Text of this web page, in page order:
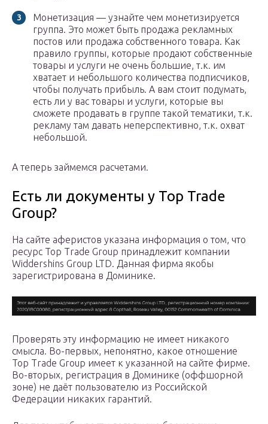
Монетизация — узнайте чем монетизируется
группа. Это может быть продажа рекламных
постов или продажа собственного товара. Как
правило группы, которые продают собственные
товары и услуги не очень большие, т.к. им
хватает и небольшого количества подписчиков,
чтобы получать прибыль. А вам стоит подумать,
есть ли у вас товары и услуги, которые вы
сможете продавать в группе такой тематики, т.к.
рекламу там давать неперспективно, т.к. охват
небольшой.
А теперь займемся расчетами.
Есть ли документы у Top Trade
Group?
На сайте аферистов указана информация о том, что
ресурс Top Trade Group принадлежит компании
Widdershins Group LTD. Данная фирма якобы
зарегистрирована в Доминике.
Проверять эту информацию не имеет никакого
смысла. Во-первых, непонятно, какое отношение
Top Trade Group имеет к указанной на сайте фирме.
Во-вторых, регистрация в Доминике (оффшорной
зоне) не даёт пользователю из Российской
Федерации никаких гарантий.